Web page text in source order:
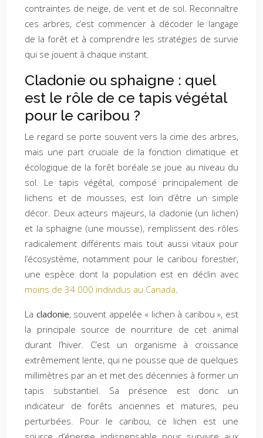
contraintes de neige, de vent et de sol. Reconnaître
ces arbres, c’est commencer à décoder le langage
de la forêt et à comprendre les stratégies de survie
qui se jouent à chaque instant.
Cladonie ou sphaigne : quel
est le rôle de ce tapis végétal
pour le caribou ?
Le regard se porte souvent vers la cime des arbres,
mais une part cruciale de la fonction climatique et
écologique de la forêt boréale se joue au niveau du
sol. Le tapis végétal, composé principalement de
lichens et de mousses, est loin d’être un simple
décor. Deux acteurs majeurs, la cladonie (un lichen)
et la sphaigne (une mousse), remplissent des rôles
radicalement différents mais tout aussi vitaux pour
l’écosystème, notamment pour le caribou forestier,
une espèce dont la population est en déclin avec
moins de 34 000 individus au Canada.
La cladonie, souvent appelée « lichen à caribou », est
la principale source de nourriture de cet animal
durant l’hiver. C’est un organisme à croissance
extrêmement lente, qui ne pousse que de quelques
millimètres par an et met des décennies à former un
tapis substantiel. Sa présence est donc un
indicateur de forêts anciennes et matures, peu
perturbées. Pour le caribou, ce lichen est une